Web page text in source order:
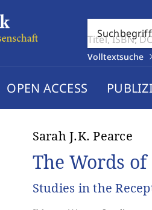
Suchbegriff
Volltextsuche
OPEN ACCESS
Sarah J.K. Pearce
The Words of
Studies in the